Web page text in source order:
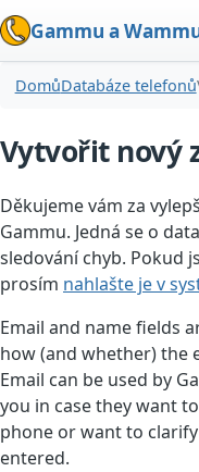
Gammu a
DomůDatabáze telefonů
Vytvořit nový
Děkujeme vám za
Gammu. Jedná se o
sledování chyb. Pokud
prosím nahlašte je v
Email and name fields
how (and whether) the
Email can be used by
you in case they want
phone or want to
entered.